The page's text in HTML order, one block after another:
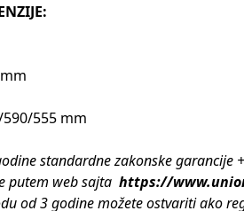
555 mm
standardne zakonske
putem web sajta https://
od 3 godine možete ostvariti ako